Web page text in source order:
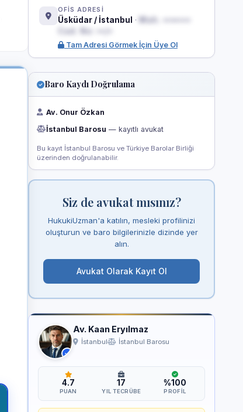
OFİS ADRESİ
Üsküdar / İstanbul ·
Cad. No: ••/•
Tam Adresi Görmek İçin Üye Ol
Baro Kaydı Doğrulama
Av. Onur Özkan
İstanbul Barosu — kayıtlı avukat
Bu kayıt İstanbul Barosu ve Türkiye Barolar Birliği
üzerinden doğrulanabilir.
Siz de avukat mısınız?
HukukiUzman'a katılın, mesleki profilinizi
oluşturun ve baro bilgilerinizle dizinde yer
alın.
Avukat Olarak Kayıt Ol
Av. Kaan Eryılmaz
İstanbul İstanbul Barosu
4.7
PUAN
17
YIL TECRÜBE
%100
PROFIL